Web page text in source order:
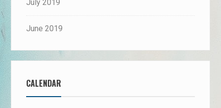
July 2019
June 2019
CALENDAR